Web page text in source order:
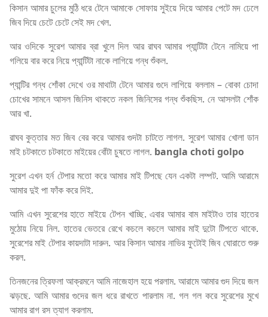
কিসান আমার চুলের মুঠি ধরে টেনে আমাকে সোফায় সুইয়ে দিয়ে আমার পেটে মদ ঢেলে
জিব দিয়ে চেটে চেটে সেই মদ খেল.
আর ওদিকে সুরেশ আমার ব্রা খুলে দিল আর রাঘব আমার প্যান্টিটা টেনে নামিয়ে পা
গলিয়ে বার করে নিয়ে প্যান্টিটা নাকে লাগিয়ে গন্ধ শুঁকল.
প্যান্টির গন্ধ শোঁকা দেখে ওর মাথাটা টেনে আমার গুদে লাগিয়ে বললাম – বোকা চোদা
চোখের সামনে আসল জিনিস থাকতে নকল জিনিসের গন্ধ শুঁকছিস. নে আসলটা শোঁক
আর খা.
রাঘব কুত্তার মত জিব বের করে আমার গুদটা চাটতে লাগল. সুরেশ আমার খোলা ডান
মাই চটকাতে চটকাতে মাইয়ের বোঁটা চুষতে লাগল. bangla choti golpo
সুরেশ এখন হর্ন টেপার মতো করে আমার মাই টিপছে যেন একটা লম্পট. আমি আরামে
আমার দুই পা ফাঁক করে দিই.
আমি এখন সুরেশের হাতে মাইয়ে টেপন খাচ্ছি. এবার আমার বাম মাইটাও তার হাতের
মুঠোয় নিয়ে নিল. হাতের ভেতরে রেখে কচলে কচলে আমার মাই দুটো টিপতে থাকে.
সুরেশের মাই টেপার কায়দাটা দারুন. আর কিসান আমার নাভির ফুটোই জিব ঘোরাতে শুরু
করল.
তিনজনের ত্রিফলা আক্রমনে আমি নাজেহাল হয়ে পরলাম. আরামে আমার গুদ দিয়ে জল
ঝড়ছে. আমি আমার গুদের জল ধরে রাখতে পারলাম না. গল গল করে সুরেশের মুখে
আমার রাগ রস ত্যাগ করলাম.